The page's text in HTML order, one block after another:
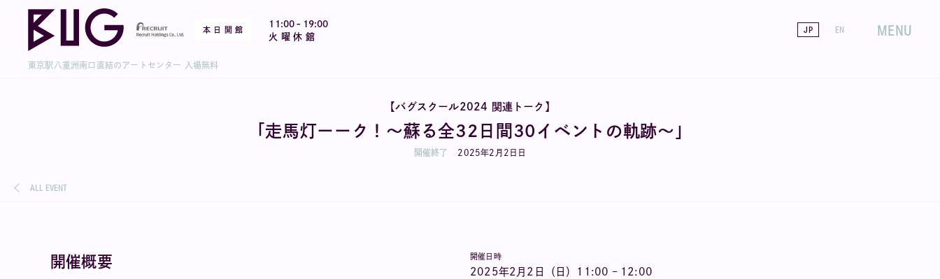
本 日 開 館
11:00 - 19:00
火 曜 休 館
JP EN MENU
東京駅八重洲南口直結のアートセンター 入場無料
【バグスクール2024 関連トーク】
「走馬灯ーーク！～蘇る全32日間30イベントの軌跡～」
開催終了 2025年2 月 2 日 日
ALL EVENT
開催概要 開催日時
2025年2月2日（日）11:00 – 12:00